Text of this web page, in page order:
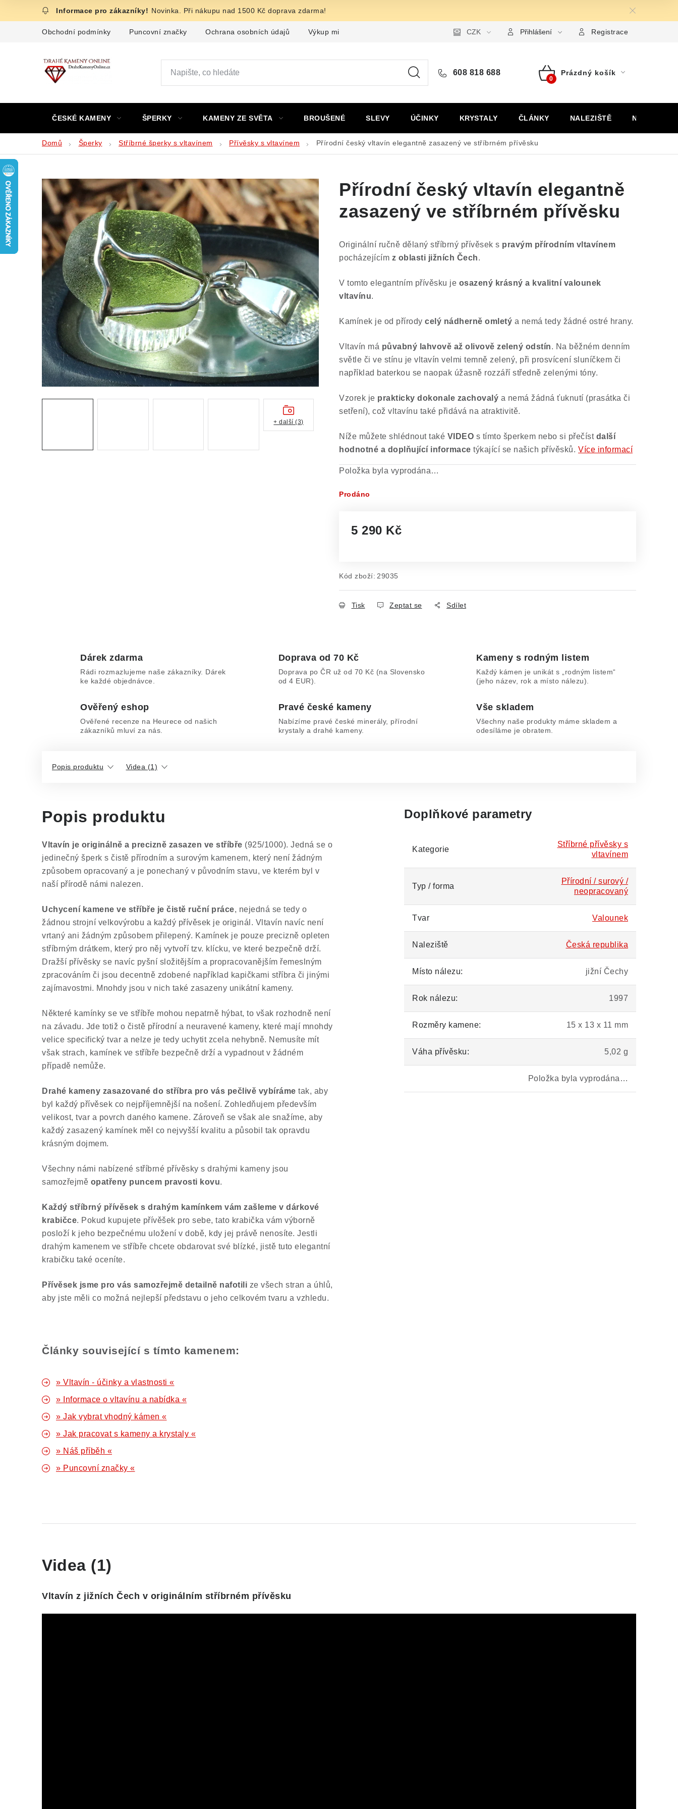
Novinka. Při nákupu nad 1500 Kč doprava zdarma!
Obchodní podmínky Puncovní značky Ochrana osobních údajů Výkup minerálů a drahých kamenů Formulář pro uplatnění reklamace Formulář pro odstoupení
CZK Přihlášení Registrace
608 818 688
Nákupní
Prázdný košík
ČESKÉ KAMENY ŠPERKY KAMENY ZE SVĚTA BROUŠENÉ SLEVY ÚČINKY KRYSTALY ČLÁNKY NALEZIŠTĚ NÁŠ PŘÍBĚH
Domů Šperky Stříbrné šperky s vltavínem Přívěsky s vltavínem Přírodní český vltavín elegantně zasazený ve stříbrném přívěsku
Přírodní český vltavín elegantně
zasazený ve stříbrném přívěsku
Originální ručně dělaný stříbrný přívěsek s pravým přírodním vltavínem
pocházejícím z oblasti jižních Čech.
V tomto elegantním přívěsku je osazený krásný a kvalitní valounek
vltavínu.
Kamínek je od přírody celý nádherně omletý a nemá tedy žádné ostré hrany.
Vltavín má půvabný lahvově až olivově zelený odstín. Na běžném denním
světle či ve stínu je vltavín velmi temně zelený, při prosvícení sluníčkem či
například baterkou se naopak úžasně rozzáří středně zelenými tóny.
Vzorek je prakticky dokonale zachovalý a nemá žádná ťuknutí (prasátka či
setření), což vltavínu také přidává na atraktivitě.
Níže můžete shlédnout také VIDEO s tímto šperkem nebo si přečíst další
hodnotné a doplňující informace týkající se našich přívěsků. Více informací
Položka byla vyprodána…
Prodáno
5 290 Kč
Kód zboží: 29035
Tisk Zeptat se Sdílet
+ další (3)
Dárek zdarma
Rádi rozmazlujeme naše zákazníky. Dárek
ke každé objednávce.
Doprava od 70 Kč
Doprava po ČR už od 70 Kč (na Slovensko
od 4 EUR).
Kameny s rodným listem
Každý kámen je unikát s „rodným listem“
(jeho název, rok a místo nálezu).
Ověřený eshop
Ověřené recenze na Heurece od našich
zákazníků mluví za nás.
Pravé české kameny
Nabízíme pravé české minerály, přírodní
krystaly a drahé kameny.
Vše skladem
Všechny naše produkty máme skladem a
odesíláme je obratem.
Popis produktu Videa (1)
Popis produktu
Vltavín je originálně a precizně zasazen ve stříbře (925/1000). Jedná se o
jedinečný šperk s čistě přírodním a surovým kamenem, který není žádným
způsobem opracovaný a je ponechaný v původním stavu, ve kterém byl v
naší přírodě námi nalezen.
Uchycení kamene ve stříbře je čistě ruční práce, nejedná se tedy o
žádnou strojní velkovýrobu a každý přívěsek je originál. Vltavín navíc není
vrtaný ani žádným způsobem přilepený. Kamínek je pouze precizně opleten
stříbrným drátkem, který pro něj vytvoří tzv. klícku, ve které bezpečně drží.
Dražší přívěsky se navíc pyšní složitějším a propracovanějším řemeslným
zpracováním či jsou decentně zdobené například kapičkami stříbra či jinými
zajímavostmi. Mnohdy jsou v nich také zasazeny unikátní kameny.
Některé kamínky se ve stříbře mohou nepatrně hýbat, to však rozhodně není
na závadu. Jde totiž o čistě přírodní a neuravené kameny, které mají mnohdy
velice specifický tvar a nelze je tedy uchytit zcela nehybně. Nemusíte mít
však strach, kamínek ve stříbře bezpečně drží a vypadnout v žádném
případě nemůže.
Drahé kameny zasazované do stříbra pro vás pečlivě vybíráme tak, aby
byl každý přívěsek co nejpříjemnější na nošení. Zohledňujem především
velikost, tvar a povrch daného kamene. Zároveň se však ale snažíme, aby
každý zasazený kamínek měl co nejvyšší kvalitu a působil tak opravdu
krásným dojmem.
Všechny námi nabízené stříbrné přívěsky s drahými kameny jsou
samozřejmě opatřeny puncem pravosti kovu.
Každý stříbrný přívěsek s drahým kamínkem vám zašleme v dárkové
krabičce. Pokud kupujete přívěšek pro sebe, tato krabička vám výborně
posloží k jeho bezpečnému uložení v době, kdy jej právě nenosíte. Jestli
drahým kamenem ve stříbře chcete obdarovat své blízké, jistě tuto elegantní
krabičku také oceníte.
Přívěsek jsme pro vás samozřejmě detailně nafotili ze všech stran a úhlů,
aby jste měli co možná nejlepší představu o jeho celkovém tvaru a vzhledu.
Články související s tímto kamenem:
» Vltavín - účinky a vlastnosti «
» Informace o vltavínu a nabídka «
» Jak vybrat vhodný kámen «
» Jak pracovat s kameny a krystaly «
» Náš příběh «
» Puncovní značky «
Doplňkové parametry
Kategorie
Stříbrné přívěsky s
vltavínem
Typ / forma
Přírodní / surový /
neopracovaný
Tvar Valounek
Naleziště Česká republika
Místo nálezu: jižní Čechy
Rok nálezu: 1997
Rozměry kamene: 15 x 13 x 11 mm
Váha přívěsku: 5,02 g
Položka byla vyprodána…
Videa (1)
Vltavín z jižních Čech v originálním stříbrném přívěsku